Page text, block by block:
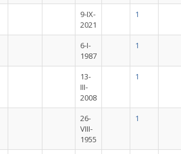
9-IX-
2021
1
6-I-
1987
1
13-
III-
2008
1
26-
VIII-
1955
1